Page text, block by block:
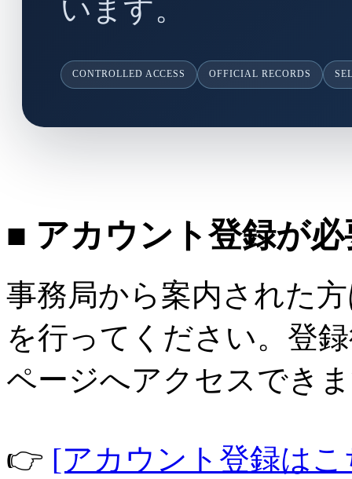
います。
CONTROLLED ACCESS OFFICIAL RECORDS
■ アカウント登録が
事務局から案内された
を行ってください。登
ページへアクセスでき
👉 [アカウント登録は